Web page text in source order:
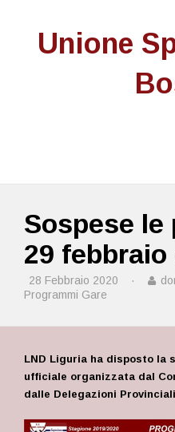
Unione
Sospese le
29 febbraio
28 Febbraio 2020 ·
Programmi Gare
LND Liguria ha disposto la
ufficiale organizzata dal
dalle Delegazioni